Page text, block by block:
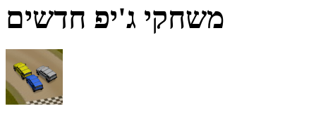
משחקי ג'יפ חדשים